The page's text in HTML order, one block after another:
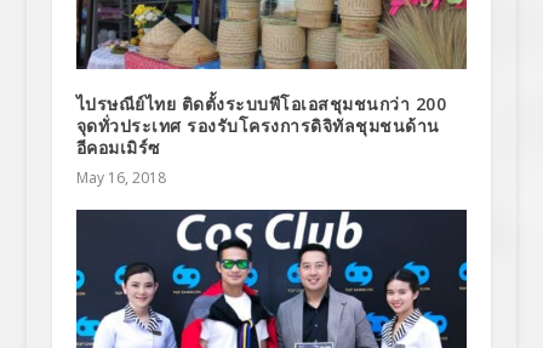
ไปรษณีย์ไทย ติดตั้งระบบพีโอเอสชุมชนกว่า 200
จุดทั่วประเทศ รองรับโครงการดิจิทัลชุมชนด้าน
อีคอมเมิร์ซ
May 16, 2018